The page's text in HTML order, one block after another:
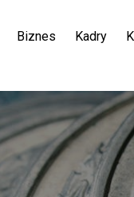
Biznes Kadry